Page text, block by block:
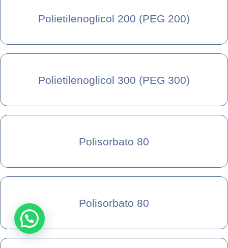
Polietilenoglicol 200 (PEG 200)
Polietilenoglicol 300 (PEG 300)
Polisorbato 80
Polisorbato 80